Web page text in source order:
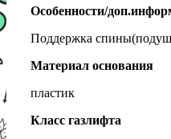
Особенности/
Поддержка
Материал основания
пластик
Класс газлифта